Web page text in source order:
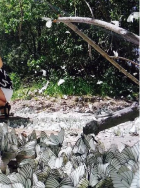
Смелость архитектурных идей.
Генеральный директор
ЗИАС — об эстетике городов,
трендах в фасадах и развитии
СТРОИТЕЛЬСТВО